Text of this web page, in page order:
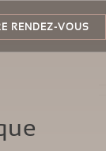
RENDEZ-VOUS